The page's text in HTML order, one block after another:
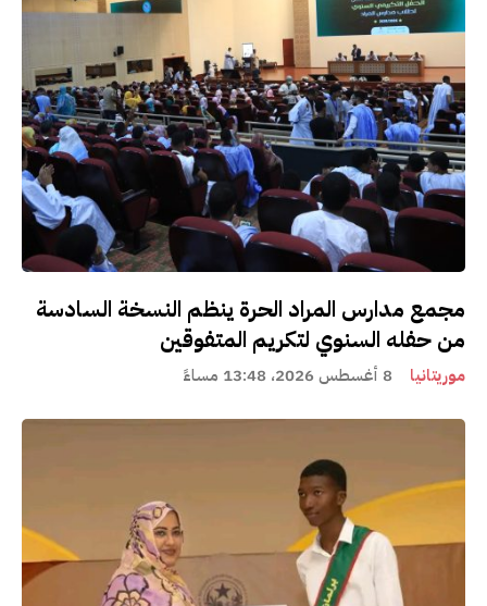
مجمع مدارس المراد الحرة ينظم النسخة السادسة
من حفله السنوي لتكريم المتفوقين
موريتانيا 8 أغسطس 2026، 13:48 مساءً